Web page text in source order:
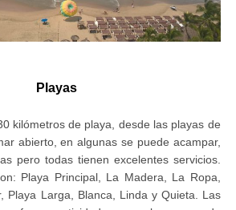
Playas
kilómetros de playa, desde las playas de
abierto, en algunas se puede acampar,
pero todas tienen excelentes servicios.
Playa Principal, La Madera, La Ropa,
Playa Larga, Blanca, Linda y Quieta. Las